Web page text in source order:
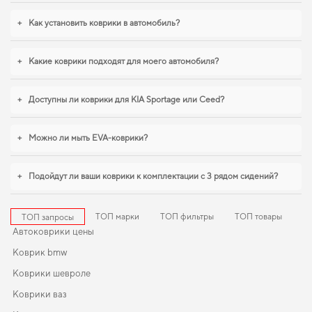
автомобиле,
eva коврики для gaz 1958
дополнят оснащение салона. И дальше будем помогать вам поддерживать
+ Как установить коврики в автомобиль?
+ Какие коврики подходят для моего автомобиля?
+ Доступны ли коврики для KIA Sportage или Ceed?
+ Можно ли мыть EVA-коврики?
+ Подойдут ли ваши коврики к комплектации с 3 рядом сидений?
ТОП запросы ТОП марки ТОП фильтры ТОП товары
Автоковрики цены
Коврик bmw
Коврики шевроле
Коврики ваз